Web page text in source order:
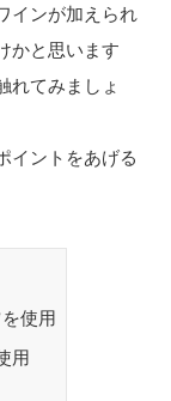
インが加えられ
かと思います
れてみましょ
イントをあげる
使用
用